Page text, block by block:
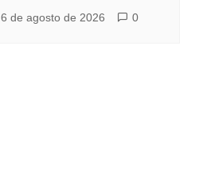
6 de agosto de 2026 0